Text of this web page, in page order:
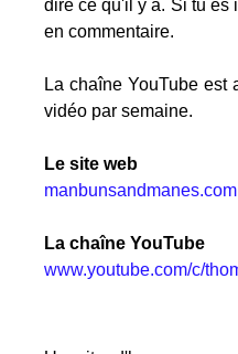
dire ce qu'il y a. Si tu es
en commentaire.
La chaîne YouTube est
vidéo par semaine.
Le site web
manbunsandmanes.com
La chaîne YouTube
www.youtube.com/c/